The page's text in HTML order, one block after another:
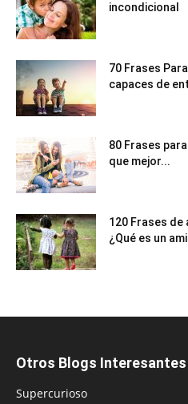
incondicional
70 Frases
capaces de
80 Frases
que mejor...
120 Frases de
¿Qué es un
Otros Blogs Interesantes
Supercurioso